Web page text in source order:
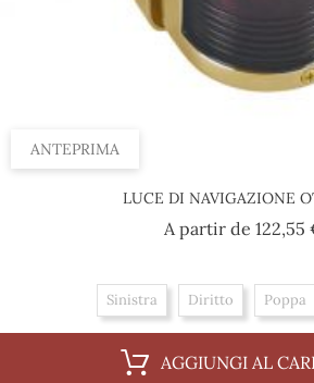
ANTEPRIMA
LUCE DI NAVIGAZIONE
A partir de 122,55
Sinistra Diritto Poppa
AGGIUNGI AL